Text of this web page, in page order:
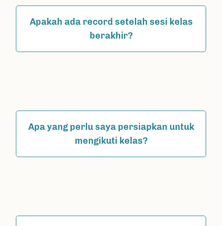
Apakah ada record setelah sesi kelas
berakhir?
Apa yang perlu saya persiapkan untuk
mengikuti kelas?